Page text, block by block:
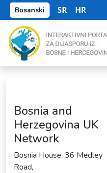
Bosanski SR HR
Bosnia and
Herzegovina UK
Network
Bosnia House, 36 Medley
Road,